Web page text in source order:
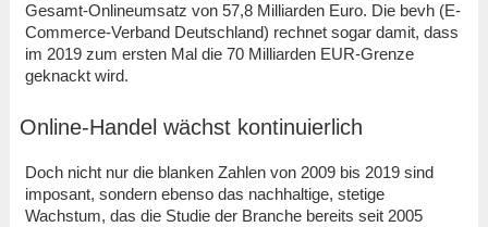
Gesamt-Onlineumsatz von 57,8 Milliarden Euro. Die bevh (E-
Commerce-Verband Deutschland) rechnet sogar damit, dass
im 2019 zum ersten Mal die 70 Milliarden EUR-Grenze
geknackt wird.
Online-Handel wächst kontinuierlich
Doch nicht nur die blanken Zahlen von 2009 bis 2019 sind
imposant, sondern ebenso das nachhaltige, stetige
Wachstum, das die Studie der Branche bereits seit 2005